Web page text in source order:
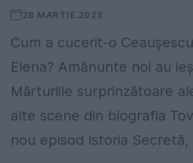
28 MARTIE 2023
Cum a cucerit-o
Elena? Amănunte noi au
Mărturiile surprinzătoare
alte scene din biografia
nou episod Istoria Secretă,